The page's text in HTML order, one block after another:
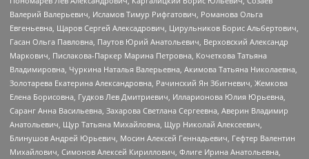
Валерий Валерьевич, Исламов Тимур Рифгатович, Романова Ольга
Евгеньевна, Щаров Сергей Алексадрович, Цирульников Борис Альбертович,
Гасан Ольга Павловна, Паутов Юрий Анатольевич, Верховский Александр
Маркович, Пислакова-Паркер Марина Петровна, Кочеткова Татьяна
Владимировна, Чуркина Наталья Валерьевна, Акимова Татьяна Николаевна,
Золотарева Екатерина Александровна, Рачинский Ян Збигневич, Жемкова
Елена Борисовна, Гудков Лев Дмитриевич, Илларионова Юлия Юрьевна,
Саранг Анна Васильевна, Захарова Светлана Сергеевна, Аверин Владимир
Анатольевич, Щур Татьяна Михайловна, Щур Николай Алексеевич,
Блинушов Андрей Юрьевич, Мосин Алексей Геннадьевич, Гефтер Валентин
Михайлович, Симонов Алексей Кириллович, Флиге Ирина Анатольевна,